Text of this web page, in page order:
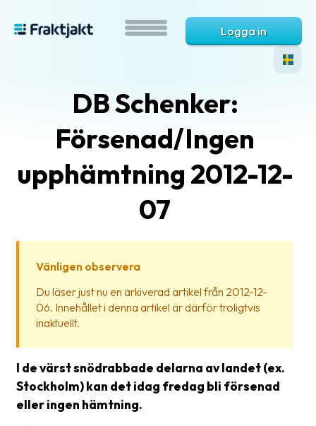
Hjälp?
Vanliga
frågor
Ordlista
Paketering
Logga in
DB Schenker:
Försenad/Ingen
upphämtning 2012-12-
07
Vänligen observera
Du läser just nu en arkiverad artikel från 2012-12-
06. Innehållet i denna artikel är därför troligtvis
inaktuellt.
I de värst snödrabbade delarna av landet (ex.
Stockholm) kan det idag fredag bli försenad
eller ingen hämtning.